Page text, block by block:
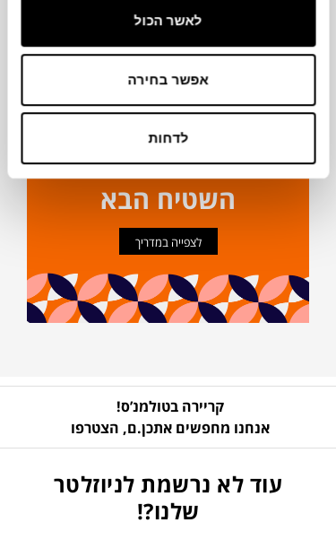
לאשר הכול
אפשר בחירה
לדחות
ככה תבחרו את
השטיח הבא
לצפייה במדריך
קריירה בטולמנ’ס!
אנחנו מחפשים אתכן.ם, הצטרפו
עוד לא נרשמת לניוזלטר
שלנו?!